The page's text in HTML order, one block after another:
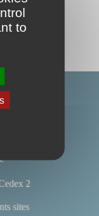
2
sites
to